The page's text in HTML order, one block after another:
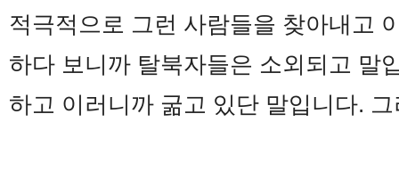
적극적으로 그런 사람들을 찾아내고
하다 보니까 탈북자들은 소외되고 말
하고 이러니까 굶고 있단 말입니다.